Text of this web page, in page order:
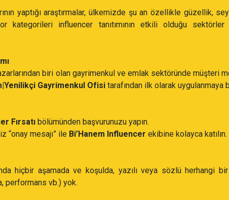
yaptığı araştırmalar, ülkemizde şu an özellikle güzellik,
kategorileri influencer tanıtımının etkili olduğu sektörler
biri olan gayrimenkul ve emlak sektöründe müşteri
Gayrimenkul Ofisi tarafından ilk olarak uygulanmaya
Fırsatı bölümünden başvurunuzu yapın.
“onay mesajı” ile Bi’Hanem Influencer ekibine kolayca katılın.
hiçbir aşamada ve koşulda, yazılı veya sözlü herhangi
performans vb.) yok.